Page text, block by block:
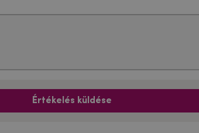
Értékelés küldése